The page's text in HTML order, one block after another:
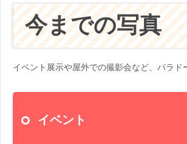
今までの写真
イベント展示や屋外での撮影会など、パラド
イベント